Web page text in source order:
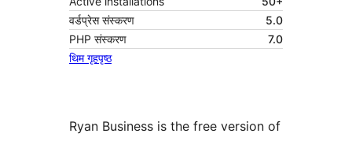
वर्डप्रेस संस्करण
5.0
PHP संस्करण
7.0
थिम गृहपृष्ठ
Ryan Business is the free version of